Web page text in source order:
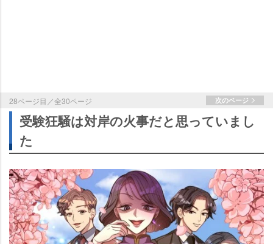
28ページ目／全30ページ 次のページ
受験狂騒は対岸の火事だと思っていまし
た